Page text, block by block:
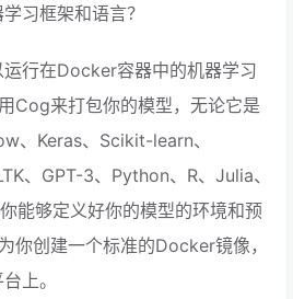
习框架和语言？
行在Docker容器中的机器学习
Cog来打包你的模型，无论它是
、Keras、Scikit-learn、
、GPT-3、Python、R、Julia、
能够定义好你的模型的环境和预
你创建一个标准的Docker镜像，
上。